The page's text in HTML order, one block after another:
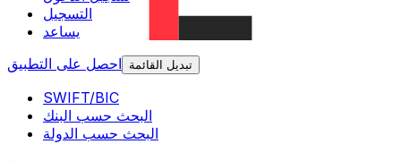
التسجيل
يساعد
احصل على التطبيق
تبديل القائمة
SWIFT/BIC
البحث حسب البنك
البحث حسب الدولة